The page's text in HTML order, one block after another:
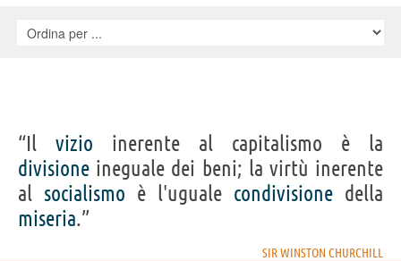
“Il vizio inerente al capitalismo è la
divisione ineguale dei beni; la virtù inerente
al socialismo è l'uguale condivisione della
miseria.”
SIR WINSTON CHURCHILL